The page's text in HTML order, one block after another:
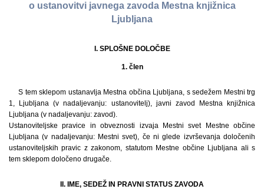
o ustanovitvi javnega zavoda Mestna knjižnica
Ljubljana
I. SPLOŠNE DOLOČBE
1. člen
S tem sklepom ustanavlja Mestna občina Ljubljana, s sedežem Mestni trg
1, Ljubljana (v nadaljevanju: ustanovitelj), javni zavod Mestna knjižnica
Ljubljana (v nadaljevanju: zavod).
Ustanoviteljske pravice in obveznosti izvaja Mestni svet Mestne občine
Ljubljana (v nadaljevanju: Mestni svet), če ni glede izvrševanja določenih
ustanoviteljskih pravic z zakonom, statutom Mestne občine Ljubljana ali s
tem sklepom določeno drugače.
II. IME, SEDEŽ IN PRAVNI STATUS ZAVODA